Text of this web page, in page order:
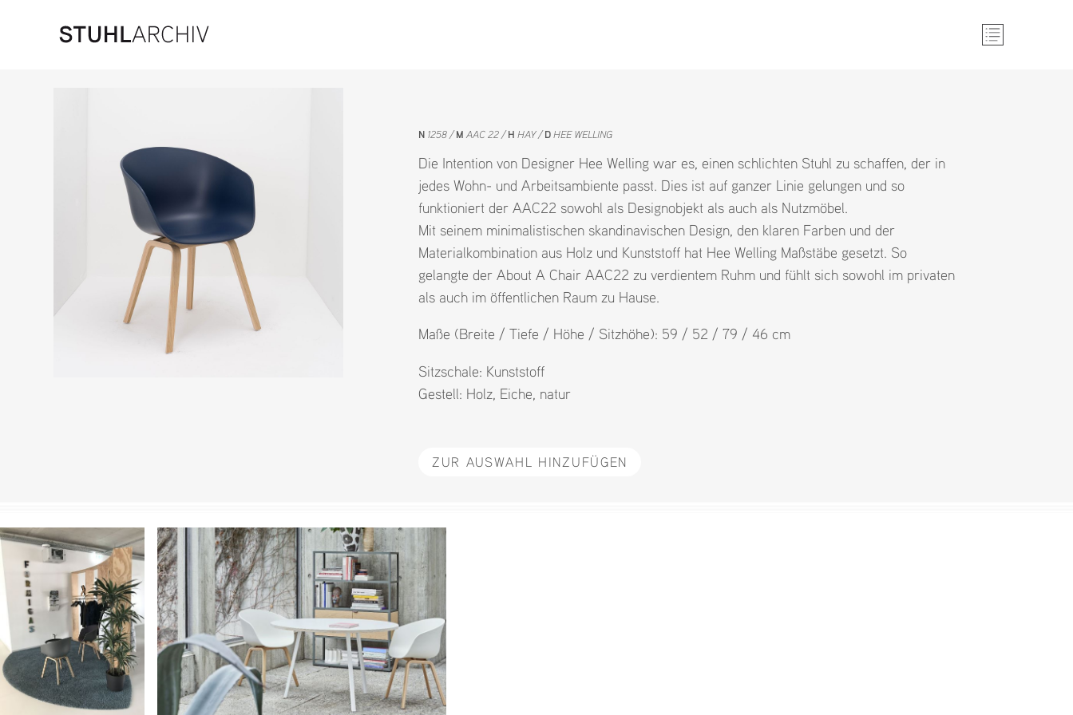
N 1258 M AAC 22 H HAY DHEE WELLING
Die Intention von Designer Hee Welling war es, einen schlichten Stuhl zu schaffen, der in
jedes Wohn- und Arbeitsambiente passt. Dies ist auf ganzer Linie gelungen und so
funktioniert der AAC22 sowohl als Designobjekt als auch als Nutzmöbel.
Mit seinem minimalistischen skandinavischen Design, den klaren Farben und der
Materialkombination aus Holz und Kunststoff hat Hee Welling Maßstäbe gesetzt. So
gelangte der About A Chair AAC22 zu verdientem Ruhm und fühlt sich sowohl im privaten
als auch im öffentlichen Raum zu Hause.
Maße (Breite / Tiefe / Höhe / Sitzhöhe): 59 / 52 / 79 / 46 cm
Sitzschale: Kunststoff
Gestell: Holz Eiche natur